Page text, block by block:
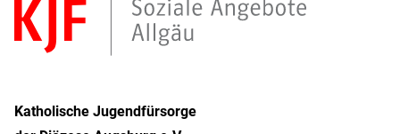
Katholische Jugendfürsorge